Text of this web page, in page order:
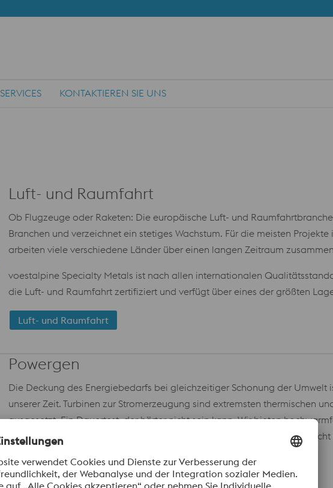
SERVICES KONTAKTIEREN SIE UNS
Luft- und Raumfahrt
Ob Flugzeuge oder Raketen: Die europäische Luft- und
Branchen und verzeichnet ein stetiges Wachstum. Für die meisten
arbeiten viele verschiedene Länder über einen langen Zeitraum
voestalpine Specialty Metals ist nach allen internationalen
die Luft- und Raumfahrt zertifiziert und verfügt über eines der größten
Luft- und Raumfahrt
Powergen
Die Deckung des Energiebedarfs bei gleichzeitiger Schonung der Umwelt
unserer Zeit. Turbinen zur Stromerzeugung sind extremsten thermischen
ausgesetzt. Ein Dauertest, der härter nicht sein kann. Wir bieten
ermöglichen, den Wirkungsgrad von Turbinen ständig zu verbessern.
Powergen